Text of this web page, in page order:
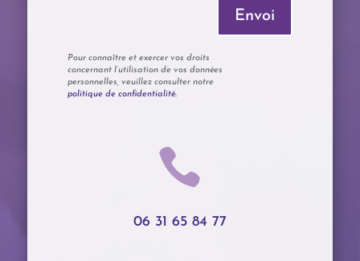
Envoi
Pour connaître et exercer vos droits
concernant l’utilisation de vos données
personnelles, veuillez consulter notre
politique de confidentialité.

06 31 65 84 77